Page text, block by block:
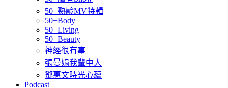
50+熟齡MV特輯
50+Body
50+Living
50+Beauty
神經很有事
張曼娟我輩中人
鄧惠文時光心蘊
Podcast